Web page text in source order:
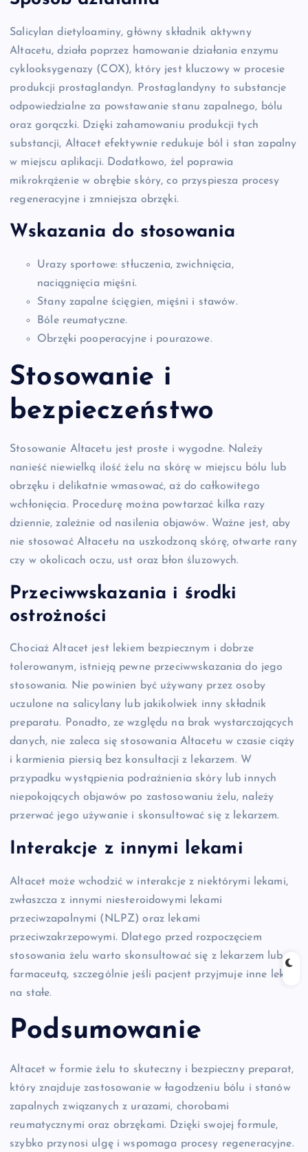
Salicylan dietyloaminy, główny składnik aktywny
Altacetu, działa poprzez hamowanie działania enzymu
cyklooksygenazy (COX), który jest kluczowy w procesie
produkcji prostaglandyn. Prostaglandyny to substancje
odpowiedzialne za powstawanie stanu zapalnego, bólu
oraz gorączki. Dzięki zahamowaniu produkcji tych
substancji, Altacet efektywnie redukuje ból i stan zapalny
w miejscu aplikacji. Dodatkowo, żel poprawia
mikrokrążenie w obrębie skóry, co przyspiesza procesy
regeneracyjne i zmniejsza obrzęki.
Wskazania do stosowania
Urazy sportowe: stłuczenia, zwichnięcia,
naciągnięcia mięśni.
Stany zapalne ścięgien, mięśni i stawów.
Bóle reumatyczne.
Obrzęki pooperacyjne i pourazowe.
Stosowanie i
bezpieczeństwo
Stosowanie Altacetu jest proste i wygodne. Należy
nanieść niewielką ilość żelu na skórę w miejscu bólu lub
obrzęku i delikatnie wmasować, aż do całkowitego
wchłonięcia. Procedurę można powtarzać kilka razy
dziennie, zależnie od nasilenia objawów. Ważne jest, aby
nie stosować Altacetu na uszkodzoną skórę, otwarte rany
czy w okolicach oczu, ust oraz błon śluzowych.
Przeciwwskazania i środki
ostrożności
Chociaż Altacet jest lekiem bezpiecznym i dobrze
tolerowanym, istnieją pewne przeciwwskazania do jego
stosowania. Nie powinien być używany przez osoby
uczulone na salicylany lub jakikolwiek inny składnik
preparatu. Ponadto, ze względu na brak wystarczających
danych, nie zaleca się stosowania Altacetu w czasie ciąży
i karmienia piersią bez konsultacji z lekarzem. W
przypadku wystąpienia podrażnienia skóry lub innych
niepokojących objawów po zastosowaniu żelu, należy
przerwać jego używanie i skonsultować się z lekarzem.
Interakcje z innymi lekami
Altacet może wchodzić w interakcje z niektórymi lekami,
zwłaszcza z innymi niesteroidowymi lekami
przeciwzapalnymi (NLPZ) oraz lekami
przeciwzakrzepowymi. Dlatego przed rozpoczęciem
stosowania żelu warto skonsultować się z lekarzem lub
farmaceutą, szczególnie jeśli pacjent przyjmuje inne leki
na stałe.
Podsumowanie
Altacet w formie żelu to skuteczny i bezpieczny preparat,
który znajduje zastosowanie w łagodzeniu bólu i stanów
zapalnych związanych z urazami, chorobami
reumatycznymi oraz obrzękami. Dzięki swojej formule,
szybko przynosi ulgę i wspomaga procesy regeneracyjne.